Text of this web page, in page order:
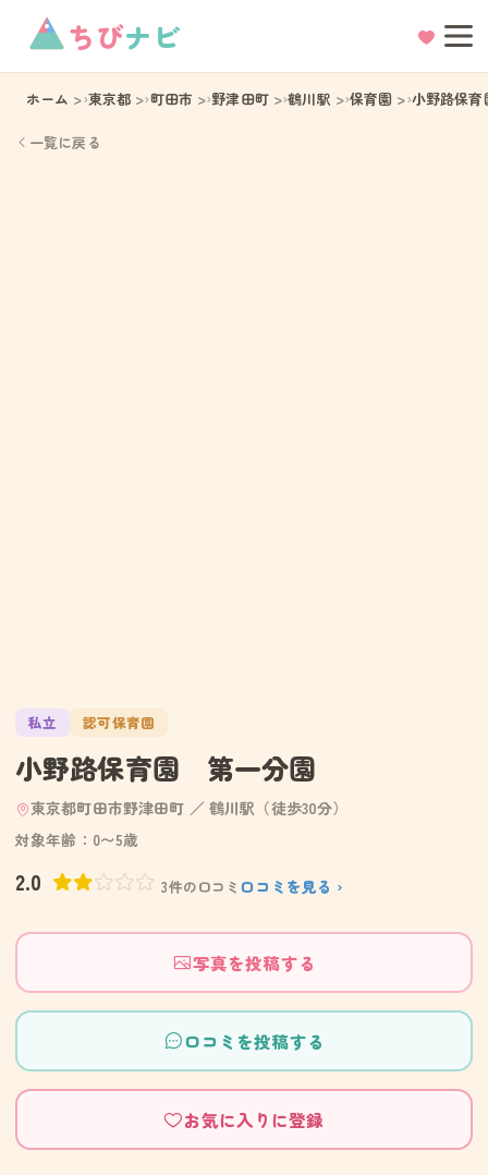
ちびナビ
ホーム 東京都 町田市 野津田町 鶴川駅 保育園 小野路保
一覧に戻る
私立 認可保育園
小野路保育園 第一分園
東京都町田市野津田町 ／ 鶴川駅（徒歩30分）
対象年齢：0〜5歳
2.0 3件の口コミ 口コミを見る ›
写真を投稿する
口コミを投稿する
お気に入りに登録